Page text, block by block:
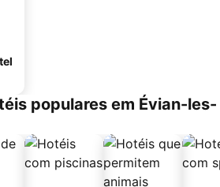
populares em Évian-les-